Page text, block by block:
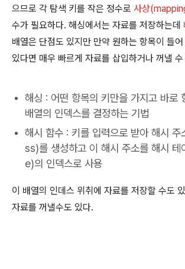
으므로 각 탐색 키를 작은 정수로 사상
수가 필요하다. 해싱에서는 자료를 저장하는데
배열은 단점도 있지만 만약 원하는 항목이 들
있다면 매우 빠르게 자료를 삽입하거나 꺼낼
해싱 : 어떤 항목의 키만을 가지고 바로
배열의 인덱스를 결정하는 기법
해시 함수 : 키를 입력으로 받아 해시
ss)를 생성하고 이 해시 주소를 해시
e)의 인덱스로 사용
이 배열의 인데스 위취에 자료를 저장할 수도
자료를 꺼낼수도 있다.